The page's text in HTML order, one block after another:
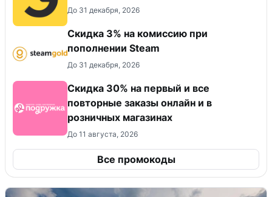
До 31 декабря, 2026
Скидка 3% на комиссию при
пополнении Steam
До 31 декабря, 2026
Скидка 30% на первый и все
повторные заказы онлайн и в
розничных магазинах
До 11 августа, 2026
Все промокоды